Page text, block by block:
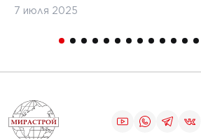
7 июля 2025